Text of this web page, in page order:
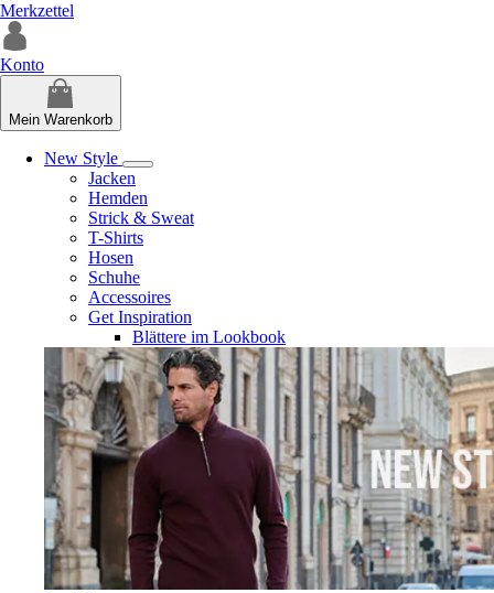
Merkzettel
Konto
Mein Warenkorb
New Style
Jacken
Hemden
Strick & Sweat
T-Shirts
Hosen
Schuhe
Accessoires
Get Inspiration
Blättere im Lookbook